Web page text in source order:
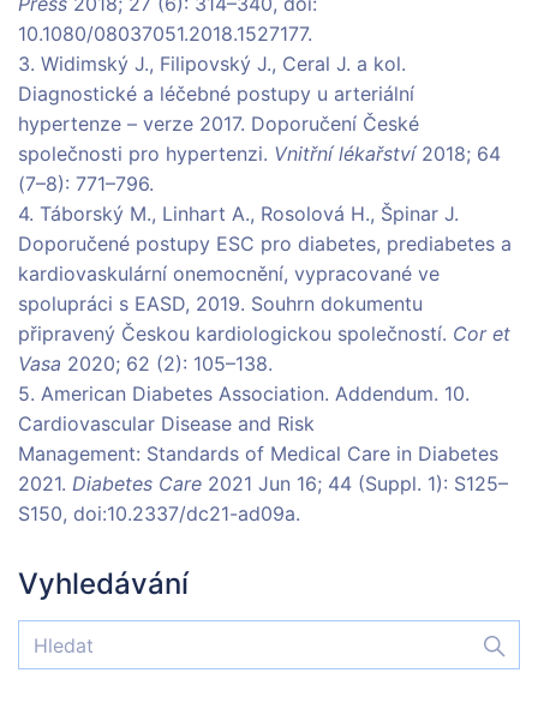
10.1080/08037051.2018.1527177.
3. Widimský J., Filipovský J., Ceral J. a kol.
Diagnostické a léčebné postupy u arteriální
hypertenze – verze 2017. Doporučení České
společnosti pro hypertenzi. Vnitřní lékařství2018; 64
(7–8): 771–796.
4. Táborský M., Linhart A., Rosolová H., Špinar J.
Doporučené postupy ESC pro diabetes, prediabetes a
kardiovaskulární onemocnění, vypracované ve
spolupráci s EASD, 2019. Souhrn dokumentu
připravený Českou kardiologickou společností. Cor et
Vasa 2020; 62 (2): 105–138.
5. American Diabetes Association. Addendum. 10.
Cardiovascular Disease and Risk
Management: Standards of Medical Care in Diabetes
2021. Diabetes Care 2021 Jun 16; 44 (Suppl. 1): S125–
S150, doi:10.2337/dc21-ad09a.
Vyhledávání